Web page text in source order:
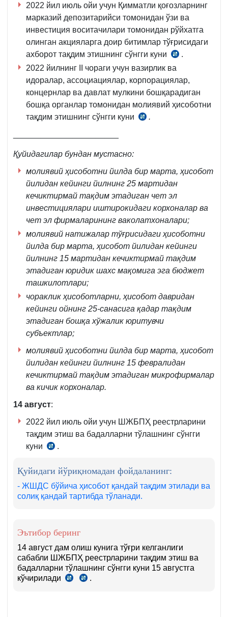
2022 йил июль ойи учун Қимматли қоғозларнинг
марказий депозитарийси томонидан ўзи ва
инвестиция воситачилари томонидан рўйхатга
олинган акцияларга доир битимлар тўғрисидаги
ахборот тақдим этишнинг сўнгги куни
СК
133-
м.
12-
қ.
.
2022 йилнинг II чораги учун вазирлик ва
идоралар, ассоциациялар, корпорациялар,
концернлар ва давлат мулкини бошқарадиган
бошқа органлар томонидан молиявий ҳисоботни
тақдим этишнинг сўнгги куни
АВ
942-
б.
.
Қуйидагилар бундан мустасно:
молиявий ҳисоботни йилда бир марта, ҳисобот
йилидан кейинги йилнинг 25 мартидан
кечиктирмай тақдим этадиган чет эл
инвестициялари иштирокидаги корхоналар ва
чет эл фирмаларининг ваколатхоналари;
молиявий натижалар тўғрисидаги ҳисоботни
йилда бир марта, ҳисобот йилидан кейинги
йилнинг 15 мартидан кечиктирмай тақдим
этадиган юридик шахс мақомига эга бюджет
ташкилотлари;
чораклик ҳисоботларни, ҳисобот давридан
кейинги ойнинг 25-санасига қадар тақдим
этадиган бошқа хўжалик юритувчи
субъектлар;
молиявий ҳисоботни йилда бир марта, ҳисобот
йилидан кейинги йилнинг 15 февралидан
кечиктирмай тақдим этадиган микрофирмалар
ва кичик корхоналар.
14 август:
2022 йил июль ойи учун ШЖБПҲ реестрларини
тақдим этиш ва бадалларни тўлашнинг сўнгги
куни
ВМнинг
йилдаги
595-
сон
илова
16-
б.
.
Қуйидаги йўриқномадан фойдаланинг:
- ЖШДС бўйича ҳисобот қандай тақдим этилади ва
солиқ қандай тартибда тўланади.
Эътибор беринг
14 август дам олиш кунига тўғри келганлиги
сабабли ШЖБПҲ реестрларини тақдим этиш ва
бадалларни тўлашнинг сўнгги куни 15 августга
кўчирилади
СК СК
.